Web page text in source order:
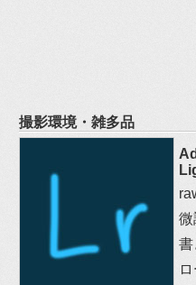
撮影環境・雑多品
書